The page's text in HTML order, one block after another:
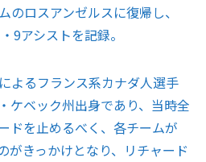
のロスアンゼルスに復帰し、
9アシストを記録。
よるフランス系カナダ人選手
ケベック州出身であり、当時全
ドを止めるべく、各チームが
がきっかけとなり、リチャード